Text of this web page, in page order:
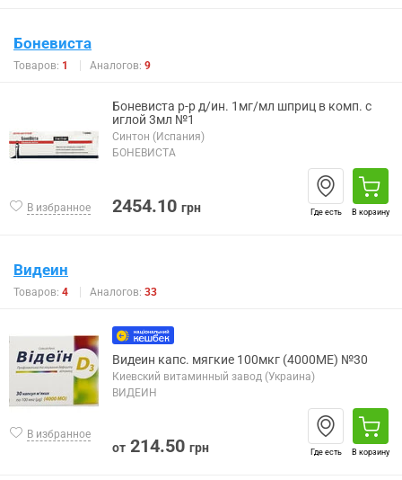
Боневиста
Товаров: 1 Аналогов: 9
В избранное
Боневиста р-р д/ин. 1мг/мл шприц в комп. с
иглой 3мл №1
Синтон (Испания)
БОНЕВИСТА
2454.10 грн Где есть В корзину
Видеин
Товаров: 4 Аналогов: 33
В избранное
Видеин капс. мягкие 100мкг (4000МЕ) №30
Киевский витаминный завод (Украина)
ВИДЕИН
от 214.50 грн Где есть В корзину